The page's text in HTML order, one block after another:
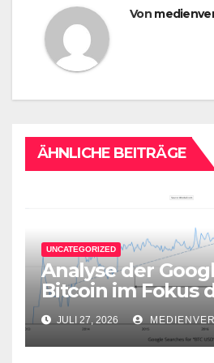
Von
ÄHNLICHE BEITRÄGE
UNCATEGORIZED
Analyse der
Bitcoin im Fokus
Aufmerksamkeit
JULI 27, 2026